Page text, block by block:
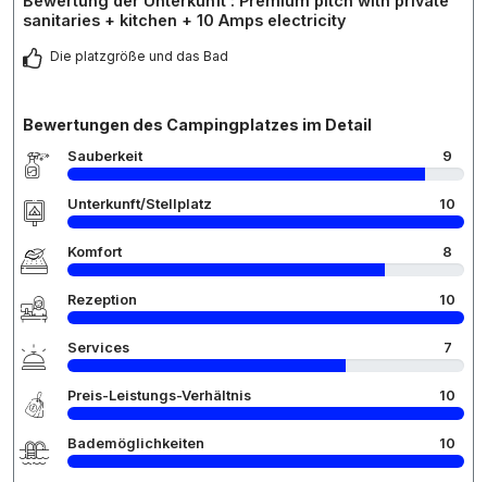
sanitaries + kitchen + 10 Amps electricity
Die platzgröße und das Bad
Bewertungen des Campingplatzes im Detail
Sauberkeit 9
Unterkunft/Stellplatz 10
Komfort 8
Rezeption 10
Services 7
Preis-Leistungs-Verhältnis 10
Bademöglichkeiten 10